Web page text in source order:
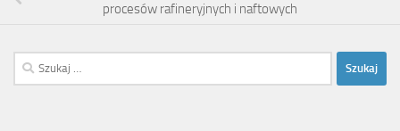
procesów rafineryjnych i naftowych
Szukaj: